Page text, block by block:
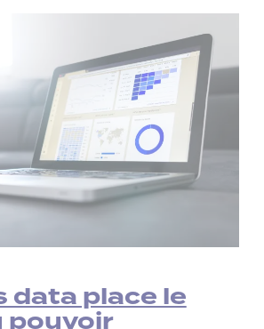
data place le
pouvoir